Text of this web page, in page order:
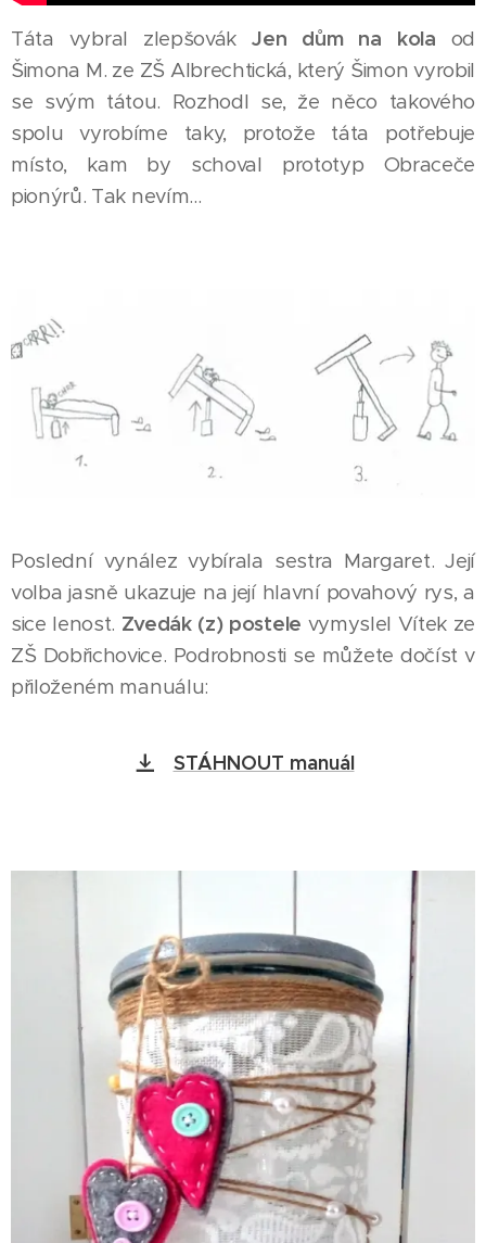
Táta vybral zlepšovákJen dům na kola od
Šimona M. ze ZŠ Albrechtická, který Šimon vyrobil
se svým tátou. Rozhodl se, že něco takového
spolu vyrobíme taky, protože táta potřebuje
místo, kam by schoval prototyp Obraceče
pionýrů. Tak nevím...
Poslední vynález vybírala sestra Margaret. Její
volba jasně ukazuje na její hlavní povahový rys, a
sice lenost. Zvedák (z) postele vymyslel Vítek ze
ZŠ Dobřichovice. Podrobnosti se můžete dočíst v
přiloženém manuálu:
STÁHNOUT manuál